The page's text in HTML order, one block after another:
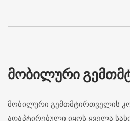
ᲛᲝᲑᲘᲚᲣᲠᲘ
მობილური გემთმტირთველის
ადაპტირებული იყოს ყველა